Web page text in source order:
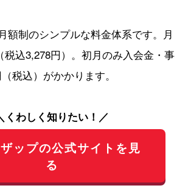
額制のシンプルな料金体系です。月
税込3,278円）。初月のみ入会金・事
税込）がかかります。
くわしく知りたい！／
ップの公式サイトを見
る